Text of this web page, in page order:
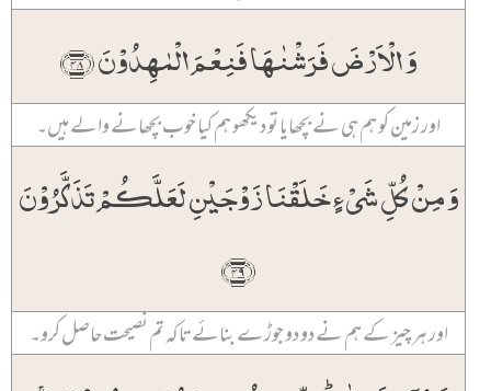
وَ الۡاَرۡضَ فَرَشۡنٰہَا فَنِعۡمَ الۡمٰہِدُوۡنَ ﴿۴۸﴾
اور زمین کو ہم ہی نے بچھایا تو دیکھو ہم کیا خوب بچھانے والے ہیں۔
وَ مِنۡ کُلِّ شَیۡءٍ خَلَقۡنَا زَوۡجَیۡنِ لَعَلَّکُمۡ تَذَکَّرُوۡنَ
﴿۴۹﴾
اور ہر چیز کے ہم نے دو دو جوڑے بنائے تاکہ تم نصیحت حاصل کرو۔